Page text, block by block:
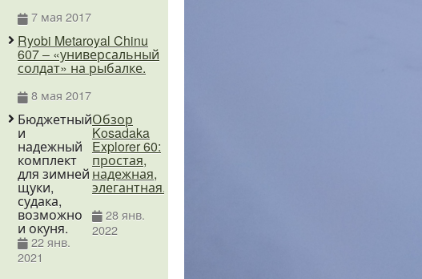
7 мая 2017
Ryobi Metaroyal Chinu
607 – «универсальный
солдат» на рыбалке.
8 мая 2017
Бюджетный
и
надежный
комплект
для зимней
щуки,
судака,
возможно
и окуня.
22 янв.
2021
Обзор
Kosadaka
Explorer 60:
простая,
надежная,
элегантная.
28 янв.
2022